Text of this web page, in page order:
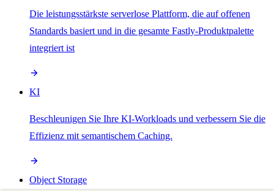
Die leistungsstärkste serverlose Plattform, die auf offenen
Standards basiert und in die gesamte Fastly-Produktpalette
integriert ist
KI
Beschleunigen Sie Ihre KI-Workloads und verbessern Sie die
Effizienz mit semantischem Caching.
Object Storage